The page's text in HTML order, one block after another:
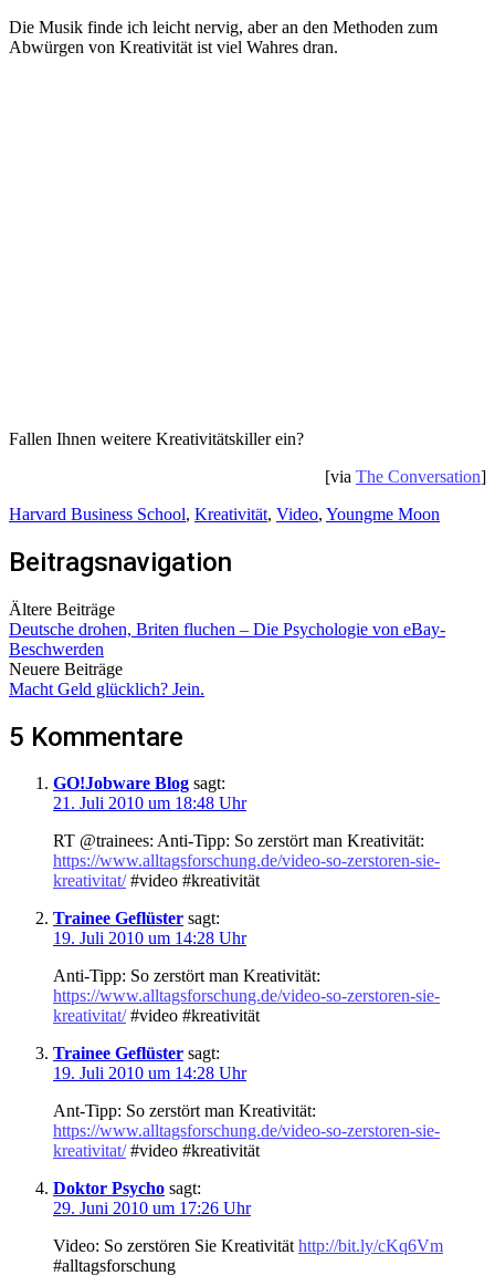
Die Musik finde ich leicht nervig, aber an den Methoden zum
Abwürgen von Kreativität ist viel Wahres dran.
Fallen Ihnen weitere Kreativitätskiller ein?
[via The Conversation]
Harvard Business School, Kreativität, Video, Youngme Moon
Beitragsnavigation
Ältere Beiträge
Deutsche drohen, Briten fluchen – Die Psychologie von eBay-
Beschwerden
Neuere Beiträge
Macht Geld glücklich? Jein.
5 Kommentare
GO!Jobware Blog sagt:
21. Juli 2010 um 18:48 Uhr
RT @trainees: Anti-Tipp: So zerstört man Kreativität:
https://www.alltagsforschung.de/video-so-zerstoren-sie-
kreativitat/#video #kreativität
Trainee Geflüster sagt:
19. Juli 2010 um 14:28 Uhr
Anti-Tipp: So zerstört man Kreativität:
https://www.alltagsforschung.de/video-so-zerstoren-sie-
kreativitat/#video #kreativität
Trainee Geflüster sagt:
19. Juli 2010 um 14:28 Uhr
Ant-Tipp: So zerstört man Kreativität:
https://www.alltagsforschung.de/video-so-zerstoren-sie-
kreativitat/#video #kreativität
Doktor Psycho sagt:
29. Juni 2010 um 17:26 Uhr
Video: So zerstören Sie Kreativitäthttp://bit.ly/cKq6Vm
#alltagsforschung